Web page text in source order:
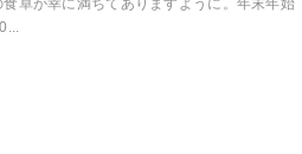
卓が幸に満ちてありますように。年末年始